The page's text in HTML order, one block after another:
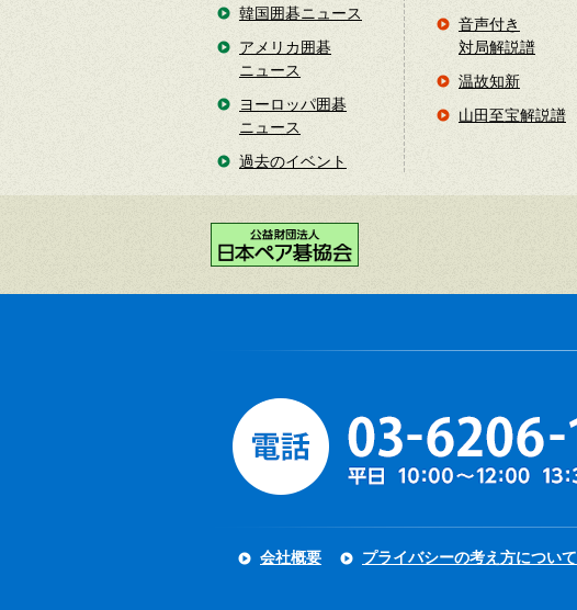
韓国囲碁ニュース
アメリカ囲碁
ニュース
ヨーロッパ囲碁
ニュース
過去のイベント
音声付き
対局解説譜
温故知新
山田至宝解説譜
会社概要 プライバシーの考え方について